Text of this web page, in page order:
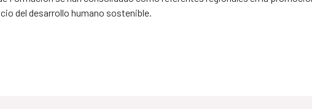
del desarrollo humano sostenible.